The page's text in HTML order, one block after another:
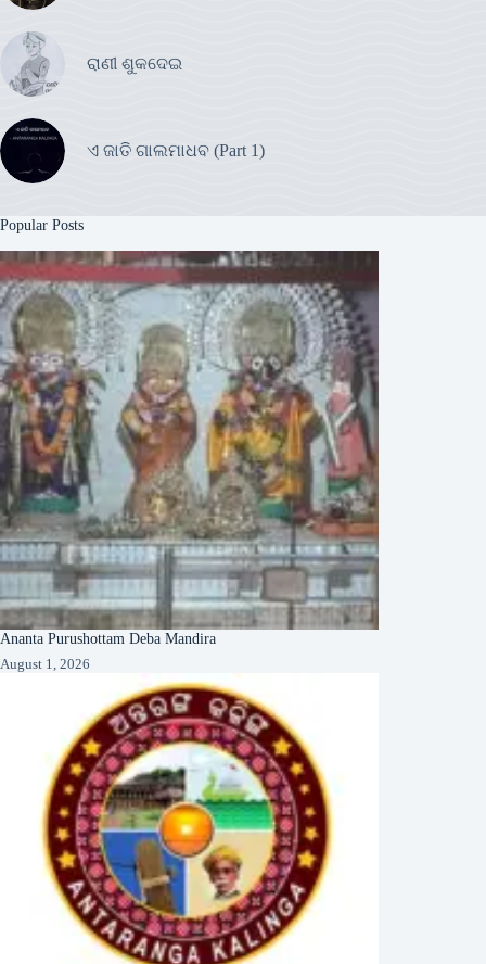
ରାଣୀ ଶୁକଦେଇ
ଏ ଜାତି ଗାଲମାଧବ (Part 1)
Popular Posts
Ananta Purushottam Deba Mandira
August 1, 2026